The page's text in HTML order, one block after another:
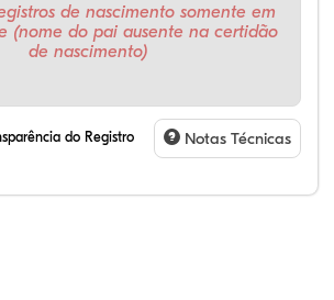
de nascimento somente em
(nome do pai ausente na certidão
de nascimento)
do Registro
Notas Técnicas